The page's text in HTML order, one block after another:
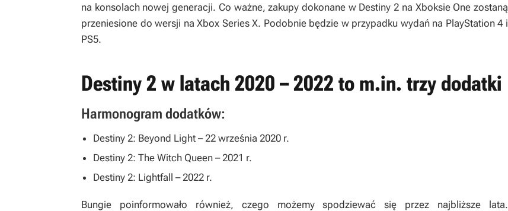
na konsolach nowej generacji. Co ważne, zakupy dokonane w Destiny 2 na Xboksie One zostaną
przeniesione do wersji na Xbox Series X. Podobnie będzie w przypadku wydań na PlayStation 4 i
PS5.
Destiny 2 w latach 2020 – 2022 to m.in. trzy dodatki
Harmonogram dodatków:
Destiny 2: Beyond Light – 22 września 2020 r.
Destiny 2: The Witch Queen – 2021 r.
Destiny 2: Lightfall – 2022 r.
Bungie poinformowało również, czego możemy spodziewać się przez najbliższe lata.